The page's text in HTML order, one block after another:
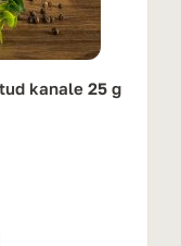
kanale 25 g